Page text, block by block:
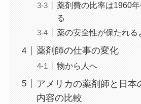
薬剤費の比率は1960
る
薬の安全性が保たれる
薬剤師の仕事の変化
物から人へ
アメリカの薬剤師と日本
内容の比較